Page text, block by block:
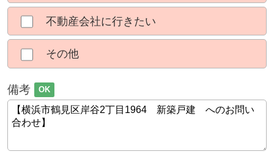
不動産会社に行きたい
その他
備考 OK